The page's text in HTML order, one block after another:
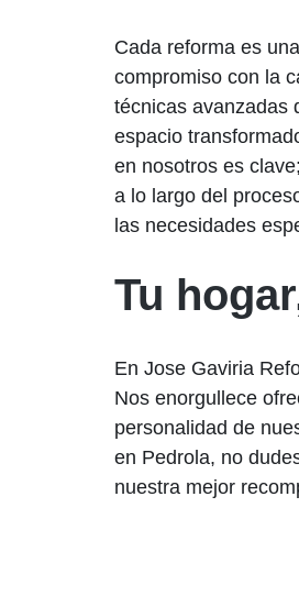
Cada reforma es
compromiso con la
técnicas avanzadas
espacio
en nosotros es
a lo largo del
las necesidades
Tu
En Jose Gaviria
Nos enorgullece
personalidad de
en Pedrola, no
nuestra mejor